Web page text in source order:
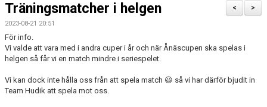
BILDGALLERI
DOKUMENT
>
<
Träningsmatcher i helgen
2023-08-21 20:51
För info.
Vi valde att vara med i andra cuper i år och när Ånäscupen ska spelas i
helgen så får vi en match mindre i seriespelet.
Vi kan dock inte hålla oss från att spela match 😃 så vi har därför bjudit in
Team Hudik att spela mot oss.